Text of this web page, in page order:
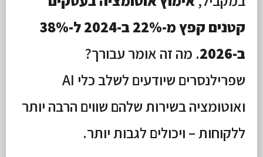
קטנים קפץ מ-22% ב-2024 ל-38%
ב-2026
. מה זה אומר עבורך?
שפרילנסרים שיודעים לשלב כלי AI
ואוטומציה בשירות שלהם שווים הרבה יותר
ללקוחות – ויכולים לגבות יותר.